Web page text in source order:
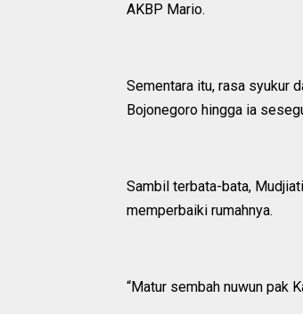
AKBP Mario.
Sementara itu, rasa syukur
Bojonegoro hingga ia
Sambil terbata-bata,
memperbaiki rumahnya.
“Matur sembah nuwun pak